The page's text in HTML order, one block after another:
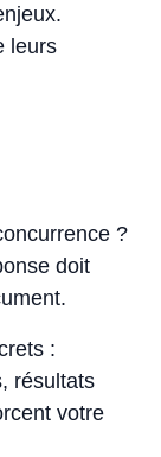
leurs
?
doit
:
résultats
votre